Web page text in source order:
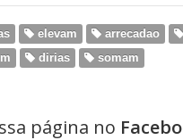
elevam arrecadao
dirias somam
página no